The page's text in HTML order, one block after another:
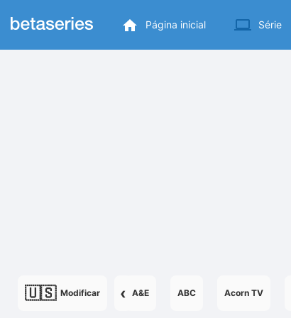
Página inicial Série
🇺🇸 Modificar ‹ A&E ABC Acorn TV